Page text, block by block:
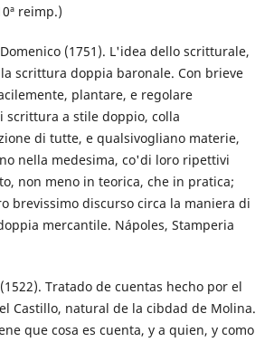
reimp.)
(1751). L'idea dello scritturale,
scrittura doppia baronale. Con brieve
plantare, e regolare
scrittura a stile doppio, colla
di tutte, e qualsivogliano materie,
nella medesima, co'di loro ripettivi
non meno in teorica, che in pratica;
brevissimo discurso circa la maniera di
mercantile. Nápoles, Stamperia
Tratado de cuentas hecho por el
Castillo, natural de la cibdad de Molina.
que cosa es cuenta, y a quien, y como